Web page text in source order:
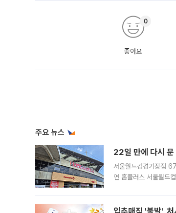
좋아요
0
주요 뉴스
22일 만에 다시 문
서울월드컵경기장점
연 홈플러스 서울월드
입추매직 '불발',